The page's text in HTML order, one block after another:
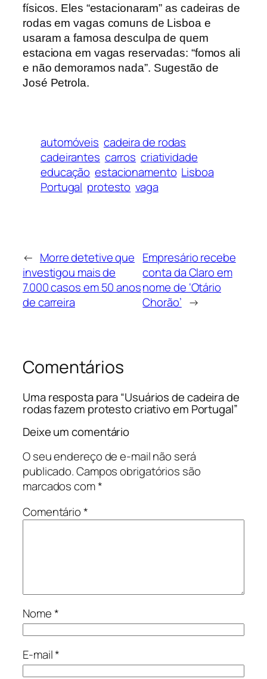
físicos. Eles “estacionaram” as cadeiras de
rodas em vagas comuns de Lisboa e
usaram a famosa desculpa de quem
estaciona em vagas reservadas: “fomos ali
e não demoramos nada”. Sugestão de
José Petrola.
automóveis cadeira de rodas
cadeirantes carros criatividade
educação estacionamento Lisboa
Portugal protesto vaga
← Morre detetive que
investigou mais de
7.000 casos em 50 anos
de carreira
Empresário recebe
conta da Claro em
nome de ‘Otário
Chorão’ →
Comentários
Uma resposta para “Usuários de cadeira de
rodas fazem protesto criativo em Portugal”
Deixe um comentário
O seu endereço de e-mail não será
publicado.Campos obrigatórios são
marcados com*
Comentário*
Nome*
E-mail*